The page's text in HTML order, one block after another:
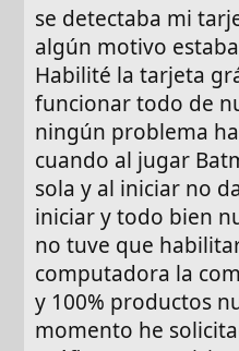
se detectaba mi
algún motivo
Habilité la tarjeta
funcionar todo de
ningún problema
cuando al jugar
sola y al iniciar no
iniciar y todo bien
no tuve que
computadora la
y 100% productos
momento he